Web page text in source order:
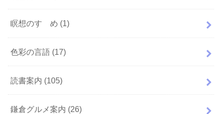
瞑想のすゝめ (1)
色彩の言語 (17)
読書案内 (105)
鎌倉グルメ案内 (26)